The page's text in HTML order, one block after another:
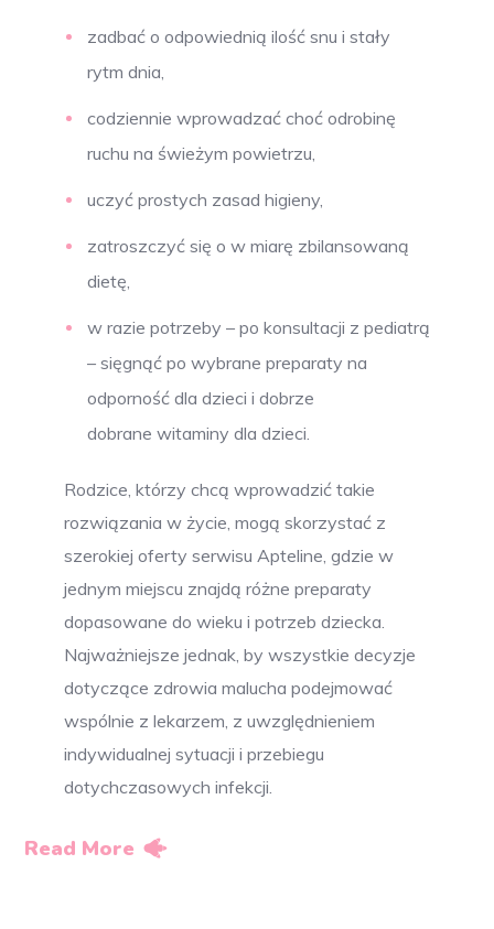
zadbać o odpowiednią ilość snu i stały
rytm dnia,
codziennie wprowadzać choć odrobinę
ruchu na świeżym powietrzu,
uczyć prostych zasad higieny,
zatroszczyć się o w miarę zbilansowaną
dietę,
w razie potrzeby – po konsultacji z pediatrą
– sięgnąć po wybrane preparaty na
odporność dla dzieci i dobrze
dobrane witaminy dla dzieci.
Rodzice, którzy chcą wprowadzić takie
rozwiązania w życie, mogą skorzystać z
szerokiej oferty serwisu Apteline, gdzie w
jednym miejscu znajdą różne preparaty
dopasowane do wieku i potrzeb dziecka.
Najważniejsze jednak, by wszystkie decyzje
dotyczące zdrowia malucha podejmować
wspólnie z lekarzem, z uwzględnieniem
indywidualnej sytuacji i przebiegu
dotychczasowych infekcji.
Read More